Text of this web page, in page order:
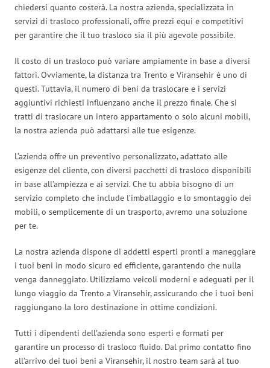
chiedersi quanto costerà. La nostra azienda, specializzata in
servizi di trasloco professionali, offre prezzi equi e competitivi
per garantire che il tuo trasloco sia il più agevole possibile.
Il costo di un trasloco può variare ampiamente in base a diversi
fattori. Ovviamente, la distanza tra Trento e Viransehir è uno di
questi. Tuttavia, il numero di beni da traslocare e i servizi
aggiuntivi richiesti influenzano anche il prezzo finale. Che si
tratti di traslocare un intero appartamento o solo alcuni mobili,
la nostra azienda può adattarsi alle tue esigenze.
L’azienda offre un preventivo personalizzato, adattato alle
esigenze del cliente, con diversi pacchetti di trasloco disponibili
in base all’ampiezza e ai servizi. Che tu abbia bisogno di un
servizio completo che include l’imballaggio e lo smontaggio dei
mobili, o semplicemente di un trasporto, avremo una soluzione
per te.
La nostra azienda dispone di addetti esperti pronti a maneggiare
i tuoi beni in modo sicuro ed efficiente, garantendo che nulla
venga danneggiato. Utilizziamo veicoli moderni e adeguati per il
lungo viaggio da Trento a Viransehir, assicurando che i tuoi beni
raggiungano la loro destinazione in ottime condizioni.
Tutti i dipendenti dell’azienda sono esperti e formati per
garantire un processo di trasloco fluido. Dal primo contatto fino
all’arrivo dei tuoi beni a Viransehir, il nostro team sarà al tuo